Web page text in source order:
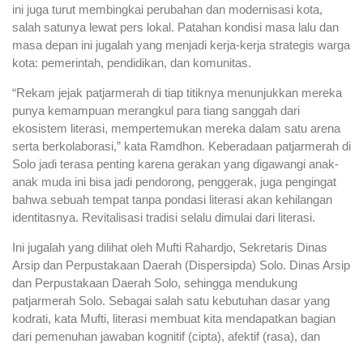
ini juga turut membingkai perubahan dan modernisasi kota,
salah satunya lewat pers lokal. Patahan kondisi masa lalu dan
masa depan ini jugalah yang menjadi kerja-kerja strategis warga
kota: pemerintah, pendidikan, dan komunitas.
“Rekam jejak patjarmerah di tiap titiknya menunjukkan mereka
punya kemampuan merangkul para tiang sanggah dari
ekosistem literasi, mempertemukan mereka dalam satu arena
serta berkolaborasi,” kata Ramdhon. Keberadaan patjarmerah di
Solo jadi terasa penting karena gerakan yang digawangi anak-
anak muda ini bisa jadi pendorong, penggerak, juga pengingat
bahwa sebuah tempat tanpa pondasi literasi akan kehilangan
identitasnya. Revitalisasi tradisi selalu dimulai dari literasi.
Ini jugalah yang dilihat oleh Mufti Rahardjo, Sekretaris Dinas
Arsip dan Perpustakaan Daerah (Dispersipda) Solo. Dinas Arsip
dan Perpustakaan Daerah Solo, sehingga mendukung
patjarmerah Solo. Sebagai salah satu kebutuhan dasar yang
kodrati, kata Mufti, literasi membuat kita mendapatkan bagian
dari pemenuhan jawaban kognitif (cipta), afektif (rasa), dan